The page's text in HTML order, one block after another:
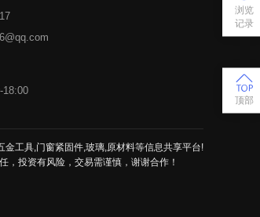
18:00
工具,门窗紧固件,玻璃,原材料等信息共享平台!
投资有风险，交易需谨慎，谢谢合作！
浏览
记录

顶部